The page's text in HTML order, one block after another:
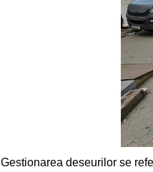
Gestionarea deseurilor se